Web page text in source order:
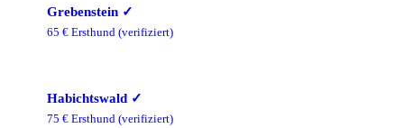
Grebenstein ✓
65 € Ersthund (verifiziert)
Habichtswald ✓
75 € Ersthund (verifiziert)